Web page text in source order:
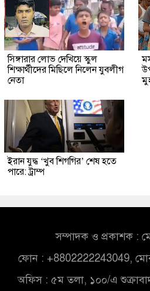
সিঙ্গারার লোভ দেখিয়ে স্কুল
শিক্ষার্থীদের মিছিলে নিলেন যুবলীগ
নেতা
ইরান যুদ্ধ ‘খুব শিগগির’ শেষ হতে
পারে: ট্রাম্প
সম্পাদক ও প্রকাশক :
ফোন : +8802222243049,
অফিস : ৫ম তলা, ১০০/এ